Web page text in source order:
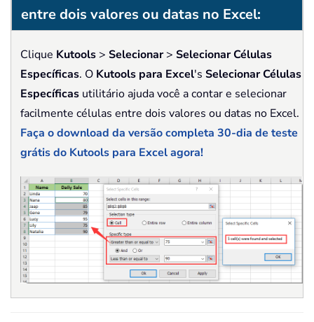
entre dois valores ou datas no Excel:
Clique Kutools > Selecionar> Selecionar Células
Específicas. O Kutools para Excel's Selecionar Células
Específicas utilitário ajuda você a contar e selecionar
facilmente células entre dois valores ou datas no Excel.
Faça o download da versão completa 30-dia de teste
grátis do Kutools para Excel agora!